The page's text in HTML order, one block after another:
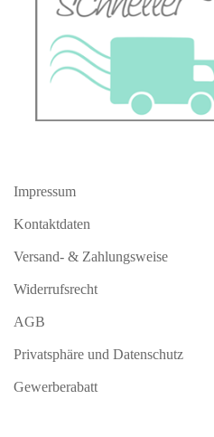
Impressum
Kontaktdaten
Versand- & Zahlungsweise
Widerrufsrecht
AGB
Privatsphäre und Datenschutz
Gewerberabatt